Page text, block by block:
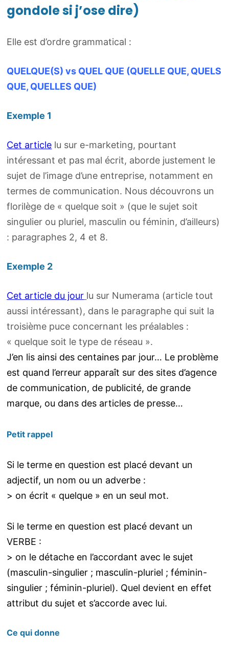
gondole si j’ose dire)
Elle est d’ordre grammatical :
QUELQUE(S) vs QUEL QUE (QUELLE QUE, QUELS
QUE, QUELLES QUE)
Exemple 1
Cet article lu sur e-marketing, pourtant
intéressant et pas mal écrit, aborde justement le
sujet de l’image d’une entreprise, notamment en
termes de communication. Nous découvrons un
florilège de « quelque soit » (que le sujet soit
singulier ou pluriel, masculin ou féminin, d’ailleurs)
: paragraphes 2, 4 et 8.
Exemple 2
Cet article du jour lu sur Numerama (article tout
aussi intéressant), dans le paragraphe qui suit la
troisième puce concernant les préalables :
« quelque soit le type de réseau ».
J’en lis ainsi des centaines par jour… Le problème
est quand l’erreur apparaît sur des sites d’agence
de communication, de publicité, de grande
marque, ou dans des articles de presse…
Petit rappel
Si le terme en question est placé devant un
adjectif, un nom ou un adverbe :
> on écrit « quelque » en un seul mot.
Si le terme en question est placé devant un
VERBE :
> on le détache en l’accordant avec le sujet
(masculin-singulier ; masculin-pluriel ; féminin-
singulier ; féminin-pluriel). Quel devient en effet
attribut du sujet et s’accorde avec lui.
Ce qui donne